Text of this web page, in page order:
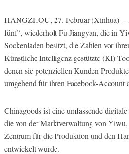
HANGZHOU, 27. Februar (Xinhua) --
fünf“, wiederholt Fu Jiangyan, die in
Sockenladen besitzt, die Zahlen vor
Künstliche Intelligenz gestützte (KI)
denen sie potenziellen Kunden
umgehend für ihren Facebook-Account
Chinagoods ist eine umfassende
die von der Marktverwaltung von Yiwu,
Zentrum für die Produktion und den
entwickelt wurde.